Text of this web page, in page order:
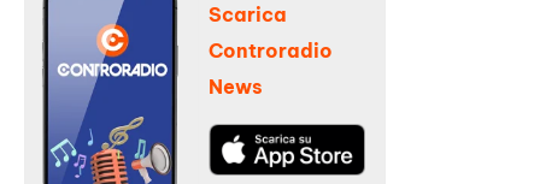
Scarica
Controradio
News